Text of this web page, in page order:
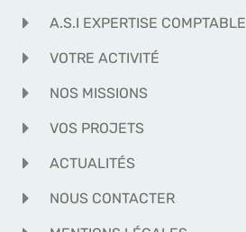
A.S.I EXPERTISE COMPTABLE
VOTRE ACTIVITÉ
NOS MISSIONS
VOS PROJETS
ACTUALITÉS
NOUS CONTACTER